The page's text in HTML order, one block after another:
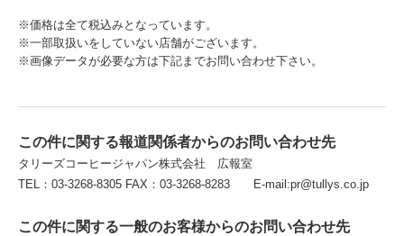
※価格は全て税込みとなっています。
※一部取扱いをしていない店舗がございます。
※画像データが必要な方は下記までお問い合わせ下さい。
この件に関する報道関係者からのお問い合わせ先
タリーズコーヒージャパン株式会社 広報室
TEL：03-3268-8305 FAX：03-3268-8283 E-mail:pr@tullys.co.jp
この件に関する一般のお客様からのお問い合わせ先